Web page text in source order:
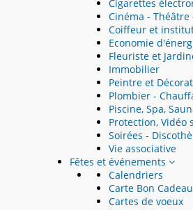
Cigarettes
Cinéma - Théâtre
Coiffeur et
Economie
Fleuriste et
Immobilier
Peintre et
Plombier -
Piscine, Spa,
Protection, Vidéo
Soirées -
Vie associative
Fêtes et événements
Calendriers
Carte Bon Cadeau
Cartes de voeux